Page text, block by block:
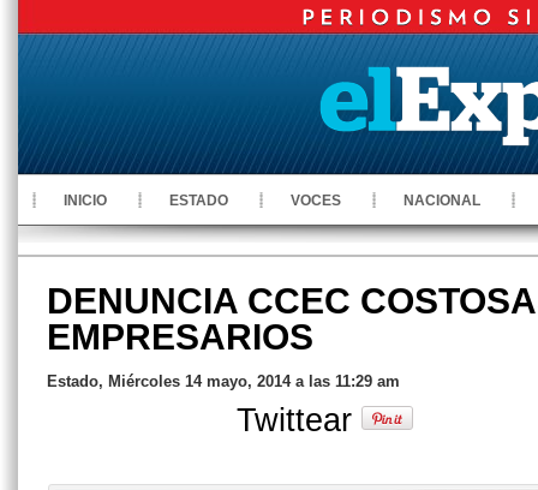
INICIO ESTADO VOCES NACIONAL
DENUNCIA CCEC
EMPRESARIOS
Estado, Miércoles 14 mayo, 2014 a las 11:29 am
Twittear